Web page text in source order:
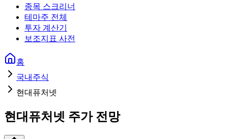
종목 스크리너
테마주 전체
투자 계산기
보조지표 사전
홈
국내주식
현대퓨처넷
현대퓨처넷 주가 전망